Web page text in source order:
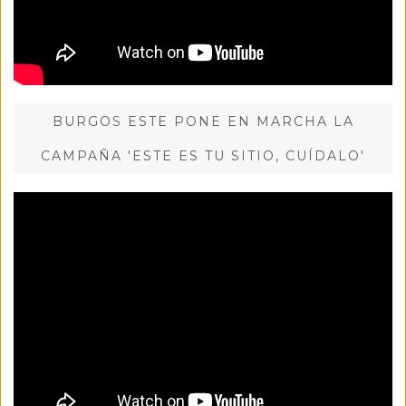
BURGOS ESTE PONE EN MARCHA LA
CAMPAÑA 'ESTE ES TU SITIO, CUÍDALO'